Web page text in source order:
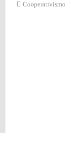
Cooperativismo